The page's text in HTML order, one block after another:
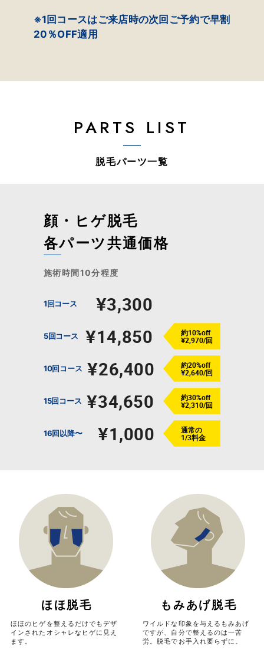
※1回コースはご来店時の次回ご予約で早割
20％OFF適用
PARTS LIST
脱毛パーツ一覧
顔・ヒゲ脱毛
各パーツ共通価格
施術時間10分程度
1回コース ¥3,300
5回コース ¥14,850
約10%off
¥2,970/回
10回コース ¥26,400
約20%off
¥2,640/回
15回コース ¥34,650
約30%off
¥2,310/回
16回以降〜 ¥1,000
通常の
1/3料金
ほほ脱毛
ほほのヒゲを整えるだけでもデザ
インされたオシャレなヒゲに見え
ます。
もみあげ脱毛
ワイルドな印象を与えるもみあげ
ですが、自分で整えるのは一苦
労。脱毛でお手入れ要らずに。